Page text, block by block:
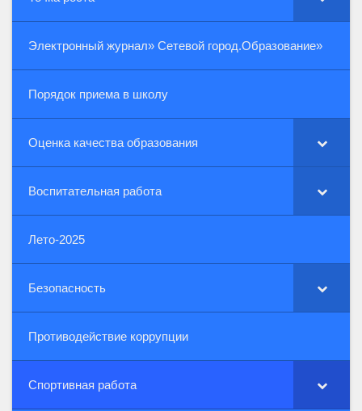
Электронный журнал» Сетевой город.Образование»
Порядок приема в школу
Оценка качества образования
Воспитательная работа
Лето-2025
Безопасность
Противодействие коррупции
Спортивная работа